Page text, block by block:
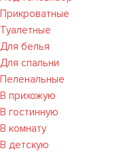
Прикроватные
Туалетные
Для белья
Для спальни
Пеленальные
В прихожую
В гостинную
В комнату
В детскую